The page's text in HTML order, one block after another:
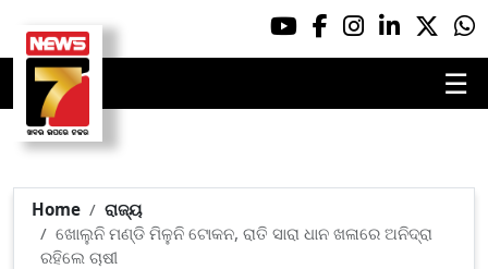
☰
Home
ରାଜ୍ୟ
ଖୋଲୁନି ମଣ୍ଡି ମିଳୁନି ଟୋକନ, ରାତି ସାରା ଧାନ ଖଳାରେ ଅନିଦ୍ରା
ରହିଲେ ଚାଷୀ